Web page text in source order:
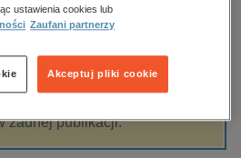
gospodarka
technologie, informatyka
Filtrowanie
żadnej publikacji.
ustawienia cookies lub
Zaufani partnerzy
Akceptuj pliki cookie